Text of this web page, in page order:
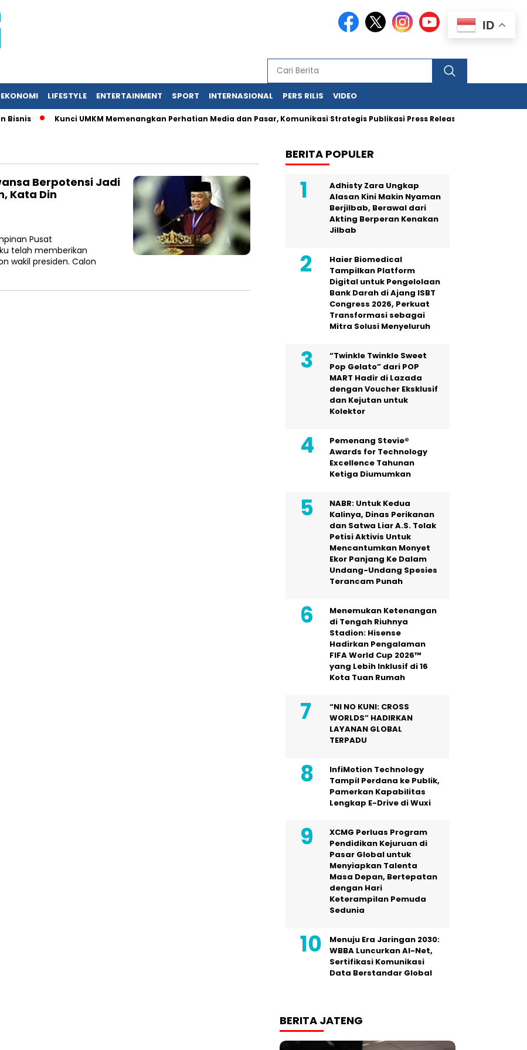
EKONOMI LIFESTYLE ENTERTAINMENT SPORT INTERNASIONAL PERS RILIS VIDEO
Kunci UMKM Memenangkan Perhatian Media dan Pasar, Komunikasi Strategis Publikasi Press Release
Berpotensi Jadi
Kata Din
Pusat
telah memberikan
wakil presiden. Calon
BERITA POPULER
Adhisty Zara Ungkap
Alasan Kini Makin Nyaman
Berjilbab, Berawal dari
Akting Berperan Kenakan
Jilbab
Haier Biomedical
Tampilkan Platform
Digital untuk Pengelolaan
Bank Darah di Ajang ISBT
Congress 2026, Perkuat
Transformasi sebagai
Mitra Solusi Menyeluruh
“Twinkle Twinkle Sweet
Pop Gelato” dari POP
MART Hadir di Lazada
dengan Voucher Eksklusif
dan Kejutan untuk
Kolektor
Pemenang Stevie®
Awards for Technology
Excellence Tahunan
Ketiga Diumumkan
NABR: Untuk Kedua
Kalinya, Dinas Perikanan
dan Satwa Liar A.S. Tolak
Petisi Aktivis Untuk
Mencantumkan Monyet
Ekor Panjang Ke Dalam
Undang-Undang Spesies
Terancam Punah
Menemukan Ketenangan
di Tengah Riuhnya
Stadion: Hisense
Hadirkan Pengalaman
FIFA World Cup 2026™
yang Lebih Inklusif di 16
Kota Tuan Rumah
“NI NO KUNI: CROSS
WORLDS” HADIRKAN
LAYANAN GLOBAL
TERPADU
InfiMotion Technology
Tampil Perdana ke Publik,
Pamerkan Kapabilitas
Lengkap E-Drive di Wuxi
XCMG Perluas Program
Pendidikan Kejuruan di
Pasar Global untuk
Menyiapkan Talenta
Masa Depan, Bertepatan
dengan Hari
Keterampilan Pemuda
Sedunia
Menuju Era Jaringan 2030:
WBBA Luncurkan AI-Net,
Sertifikasi Komunikasi
Data Berstandar Global
BERITA JATENG
ID